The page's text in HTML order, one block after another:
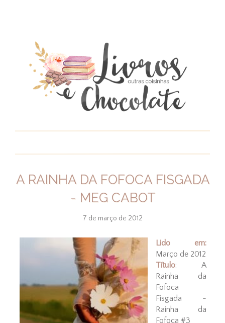
A RAINHA DA FOFOCA FISGADA
- MEG CABOT
7 de março de 2012
Lido em:
Março de 2012
Título: A
Rainha da
Fofoca
Fisgada -
Rainha da
Fofoca #3